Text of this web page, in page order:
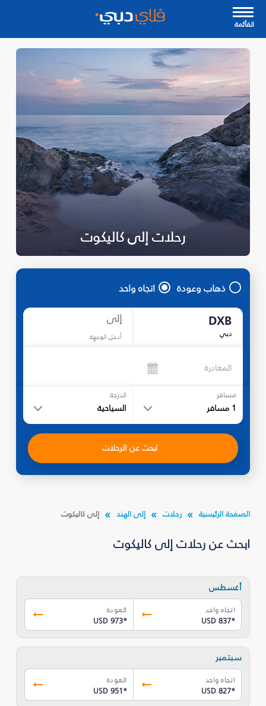
القأئمة
رحلات إلى كاليكوت
ذهاب وعودة اتجاه واحد
DXB
دبي
إلى
أدخل الوجهة
المغادرة
مسافر
1 مسافر
الدرجة
السياحية
ابحث عن الرحلات
الصفحة الرئيسية رحلات إلى الهند إلى كاليكوت
ابحث عن رحلات إلى كاليكوت
أغسطس
اتجاه واحد
USD 837*
العودة
USD 973*
سبتمبر
اتجاه واحد
USD 827*
العودة
USD 951*